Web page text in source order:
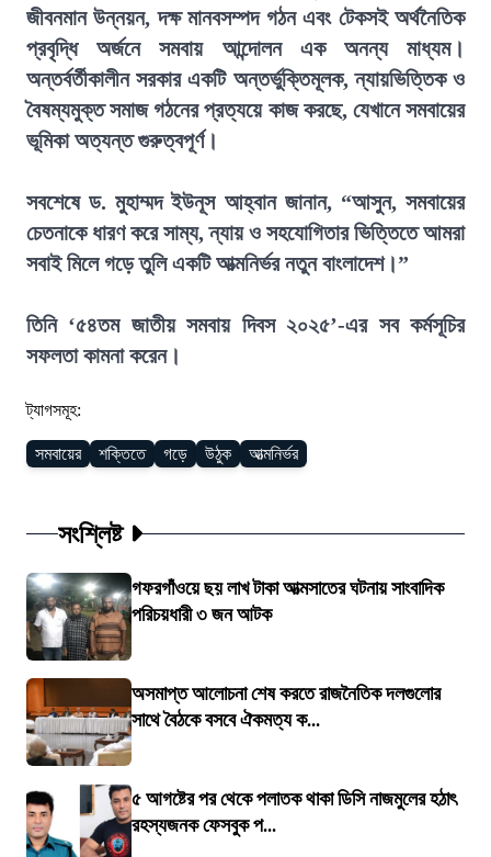
জীবনমান উন্নয়ন, দক্ষ মানবসম্পদ গঠন এবং টেকসই অর্থনৈতিক
প্রবৃদ্ধি অর্জনে সমবায় আন্দোলন এক অনন্য মাধ্যম।
অন্তর্বর্তীকালীন সরকার একটি অন্তর্ভুক্তিমূলক, ন্যায়ভিত্তিক ও
বৈষম্যমুক্ত সমাজ গঠনের প্রত্যয়ে কাজ করছে, যেখানে সমবায়ের
ভূমিকা অত্যন্ত গুরুত্বপূর্ণ।
সবশেষে ড. মুহাম্মদ ইউনূস আহ্বান জানান, “আসুন, সমবায়ের
চেতনাকে ধারণ করে সাম্য, ন্যায় ও সহযোগিতার ভিত্তিতে আমরা
সবাই মিলে গড়ে তুলি একটি আত্মনির্ভর নতুন বাংলাদেশ।”
তিনি ‘৫৪তম জাতীয় সমবায় দিবস ২০২৫’-এর সব কর্মসূচির
সফলতা কামনা করেন।
ট্যাগসমূহ:
সমবায়ের শক্তিতে গড়ে উঠুক আত্মনির্ভর
সংশ্লিষ্ট
গফরগাঁওয়ে ছয় লাখ টাকা আত্মসাতের ঘটনায় সাংবাদিক
পরিচয়ধারী ৩ জন আটক
অসমাপ্ত আলোচনা শেষ করতে রাজনৈতিক দলগুলোর
সাথে বৈঠকে বসবে ঐকমত্য ক...
৫ আগষ্টের পর থেকে পলাতক থাকা ডিসি নাজমুলের হঠাৎ
রহস্যজনক ফেসবুক প...